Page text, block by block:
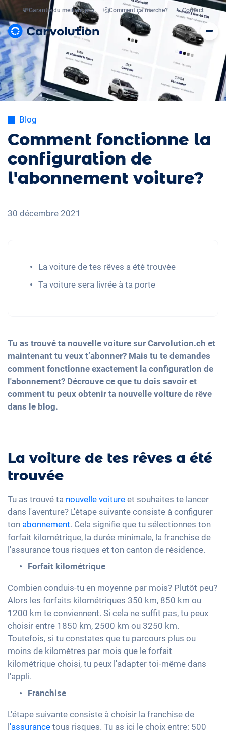
💸Garantie du meilleur prix 🤔Comment ça marche? 📞Contact
Blog
Comment fonctionne la
configuration de
l'abonnement voiture?
30 décembre 2021
La voiture de tes rêves a été trouvée
Ta voiture sera livrée à ta porte
Tu as trouvé ta nouvelle voiture sur Carvolution.ch et
maintenant tu veux t’abonner? Mais tu te demandes
comment fonctionne exactement la configuration de
l'abonnement? Décrouve ce que tu dois savoir et
comment tu peux obtenir ta nouvelle voiture de rêve
dans le blog.
La voiture de tes rêves a été
trouvée
Tu as trouvé ta nouvelle voiture et souhaites te lancer
dans l'aventure? L'étape suivante consiste à configurer
ton abonnement. Cela signifie que tu sélectionnes ton
forfait kilométrique, la durée minimale, la franchise de
l'assurance tous risques et ton canton de résidence.
Forfait kilométrique
Combien conduis-tu en moyenne par mois? Plutôt peu?
Alors les forfaits kilométriques 350 km, 850 km ou
1200 km te conviennent. Si cela ne suffit pas, tu peux
choisir entre 1850 km, 2500 km ou 3250 km.
Toutefois, si tu constates que tu parcours plus ou
moins de kilomètres par mois que le forfait
kilométrique choisi, tu peux l'adapter toi-même dans
l'appli.
Franchise
L'étape suivante consiste à choisir la franchise de
'assurance tous risques. Tu as ici le choix entre: 500